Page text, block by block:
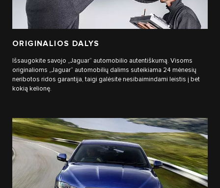
ORIGINALIOS DALYS
Išsaugokite savojo „Jaguar“ automobilio autentiškumą. Visoms
originalioms „Jaguar“ automobilių dalims suteikiama 24 mėnesių
neribotos ridos garantija, taigi galėsite nesibaimindami leistis į bet
kokią kelionę.